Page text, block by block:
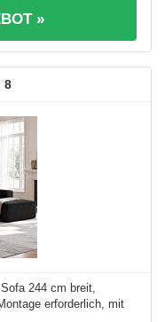
»
8
244 cm breit,
erforderlich, mit